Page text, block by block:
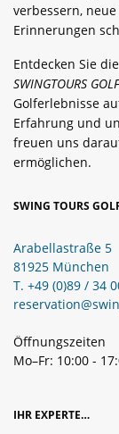
verbessern,
Erinnerungen
Entdecken Sie
SWINGTOURS
Golferlebnisse
Erfahrung und
freuen uns
ermöglichen.
SWING TOURS
Arabellastraße 5
81925 München
T. +49 (0)89 / 34
Öffnungszeiten
Mo–Fr: 10:00 -
IHR EXPERTE…